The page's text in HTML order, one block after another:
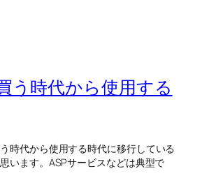
う時代から使用する
時代から使用する時代に移行している
います。ASPサービスなどは典型で